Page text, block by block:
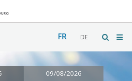
FR DE
09/08/2026